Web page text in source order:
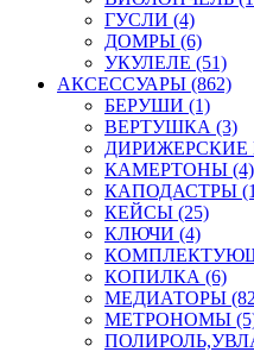
ГУСЛИ (4)
ДОМРЫ (6)
УКУЛЕЛЕ (51)
АКСЕССУАРЫ (862)
БЕРУШИ (1)
ВЕРТУШКА (3)
ДИРИЖЕРСКИЕ
КАМЕРТОНЫ (4)
КАПОДАСТРЫ
КЕЙСЫ (25)
КЛЮЧИ (4)
КОПИЛКА (6)
МЕДИАТОРЫ
МЕТРОНОМЫ